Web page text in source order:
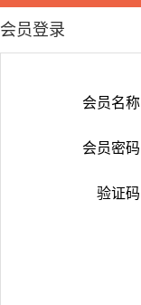
会员登录
会员名称
会员密码
验证码